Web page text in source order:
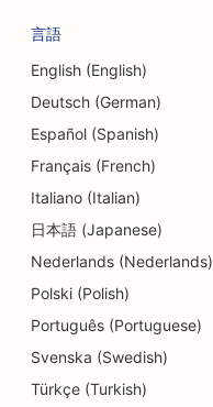
言語
English (English)
Deutsch (German)
Español (Spanish)
Français (French)
Italiano (Italian)
日本語 (Japanese)
Nederlands (Nederlands)
Polski (Polish)
Português (Portuguese)
Svenska (Swedish)
Türkçe (Turkish)